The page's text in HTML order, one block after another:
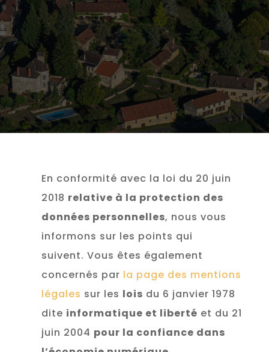
En conformité avec la loi du 20 juin
2018 relative à la protection des
données personnelles, nous vous
informons sur les points qui
suivent. Vous êtes également
concernés par la page des mentions
légales sur les lois du 6 janvier 1978
dite informatique et liberté et du 21
juin 2004 pour la confiance dans